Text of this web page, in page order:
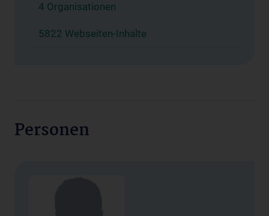
4 Organisationen
5822 Webseiten-Inhalte
Personen